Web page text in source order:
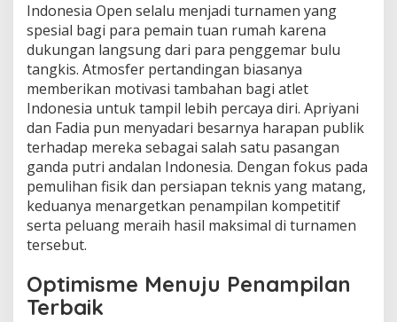
Indonesia Open selalu menjadi turnamen yang
spesial bagi para pemain tuan rumah karena
dukungan langsung dari para penggemar bulu
tangkis. Atmosfer pertandingan biasanya
memberikan motivasi tambahan bagi atlet
Indonesia untuk tampil lebih percaya diri. Apriyani
dan Fadia pun menyadari besarnya harapan publik
terhadap mereka sebagai salah satu pasangan
ganda putri andalan Indonesia. Dengan fokus pada
pemulihan fisik dan persiapan teknis yang matang,
keduanya menargetkan penampilan kompetitif
serta peluang meraih hasil maksimal di turnamen
tersebut.
Optimisme Menuju Penampilan
Terbaik